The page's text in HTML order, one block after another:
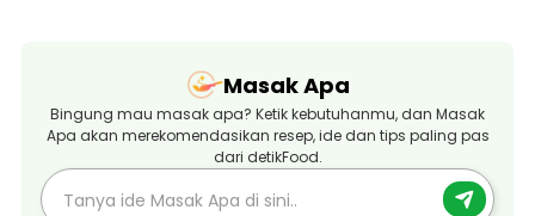
Masak Apa
Bingung mau masak apa? Ketik kebutuhanmu, dan Masak
Apa akan merekomendasikan resep, ide dan tips paling pas
dari detikFood.